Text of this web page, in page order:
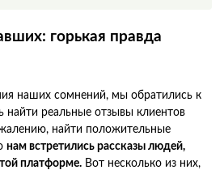
горькая правда
наших сомнений, мы обратились к
найти реальные отзывы клиентов
найти положительные
нам встретились рассказы людей,
платформе. Вот несколько из них,